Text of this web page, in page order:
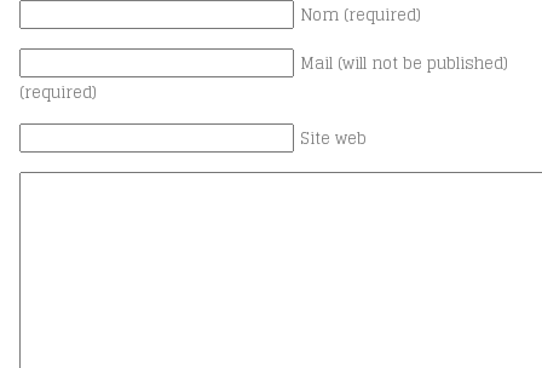
Nom (required)
Mail (will not be published)
(required)
Site web